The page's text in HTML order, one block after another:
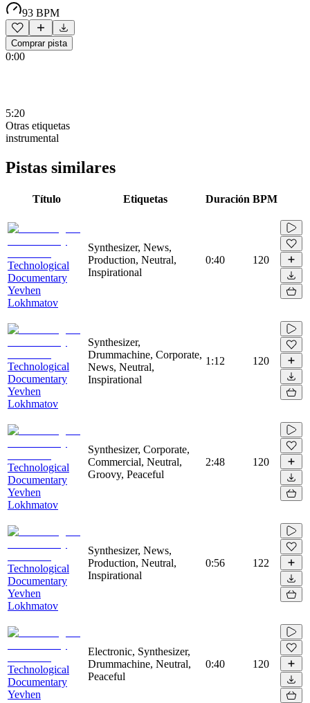
93 BPM
Comprar pista
0:00
5:20
Otras etiquetas
instrumental
Pistas similares
Título Etiquetas Duración BPM
Technological
Documentary
Yevhen
Lokhmatov
Synthesizer, News,
Production, Neutral,
Inspirational
0:40 120
Technological
Documentary
Yevhen
Lokhmatov
Synthesizer,
Drummachine, Corporate,
News, Neutral,
Inspirational
1:12 120
Technological
Documentary
Yevhen
Lokhmatov
Synthesizer, Corporate,
Commercial, Neutral,
Groovy, Peaceful
2:48 120
Technological
Documentary
Yevhen
Lokhmatov
Synthesizer, News,
Production, Neutral,
Inspirational
0:56 122
Technological
Documentary
Yevhen
Electronic, Synthesizer,
Drummachine, Neutral,
Peaceful
0:40 120